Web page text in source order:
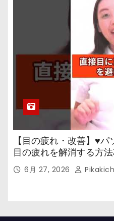
【目の疲れ・改善】♥
目の疲れを解消する方
市の女性・美容鍼灸・
6月 27, 2026